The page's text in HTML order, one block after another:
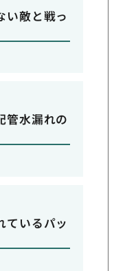
い敵と戦っ
管水漏れの
ているパッ